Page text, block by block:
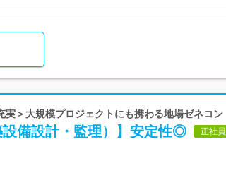
＞大規模プロジェクトにも携わる地場ゼネコン
設備設計・監理）】安定性◎ 正社員